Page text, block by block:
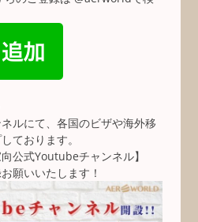
ルにて、各国のビザや海外移
ております。
公式Youtubeチャンネル】
願いいたします！